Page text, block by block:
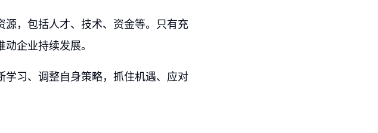
，包括人才、技术、资金等。只有充
企业持续发展。
习、调整自身策略，抓住机遇、应对